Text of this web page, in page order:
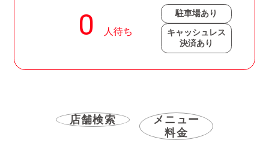
駐車場あり
キャッシュレス
決済あり
店舗検索
メニュー
料金